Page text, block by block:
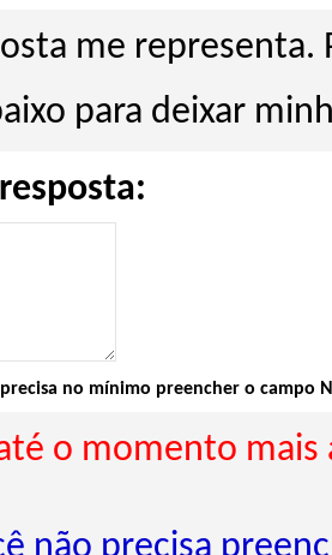
me representa.
para deixar
no mínimo preencher o campo
o momento mais